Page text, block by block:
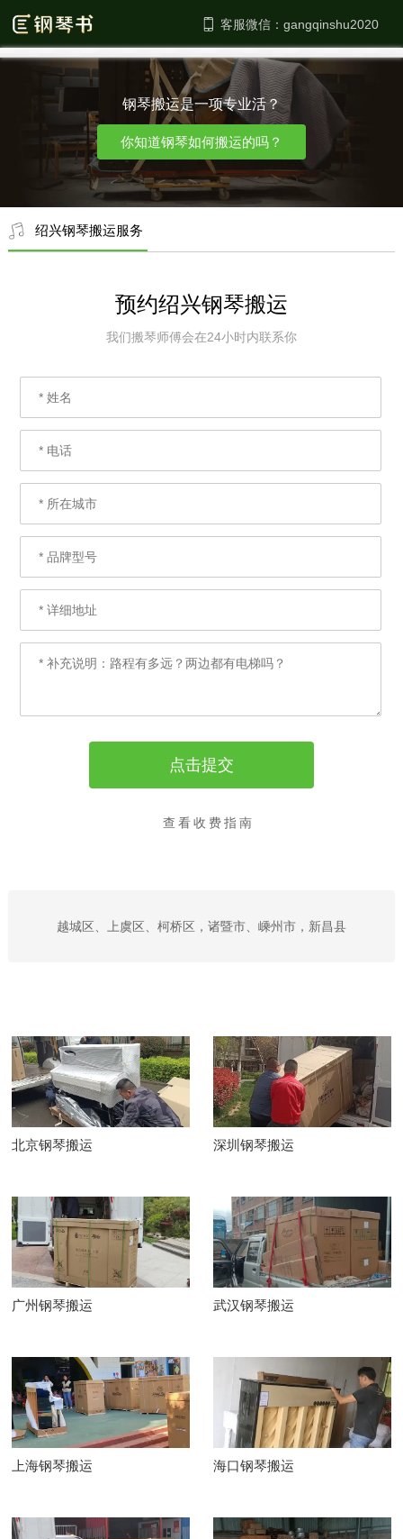
客服微信：
钢琴搬运是一项专业活？
你知道钢琴如何搬运的吗？
绍兴钢琴搬运服务
预约绍兴钢琴搬运
我们搬琴师傅会在24小时内联系你
查看收费指南
越城区、上虞区、柯桥区，诸暨市、嵊州市，新昌县
北京钢琴搬运 深圳钢琴搬运
广州钢琴搬运 武汉钢琴搬运
上海钢琴搬运 海口钢琴搬运